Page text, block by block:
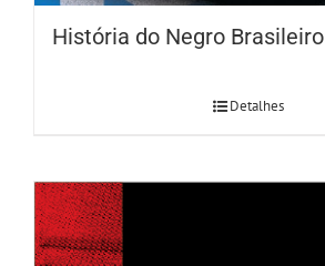
História do Negro Brasileiro
Detalhes